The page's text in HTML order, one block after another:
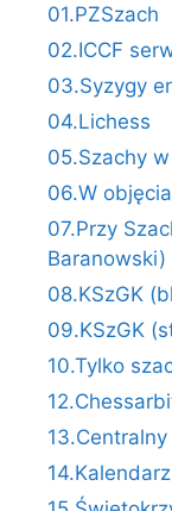
01.PZSzach
02.ICCF
03.Syzygy
04.Lichess
05.Szachy
06.W
07.Przy
Baranowski)
08.KSzGK
09.KSzGK
10.Tylko